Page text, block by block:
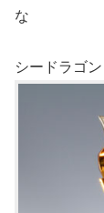
な
シードラゴ